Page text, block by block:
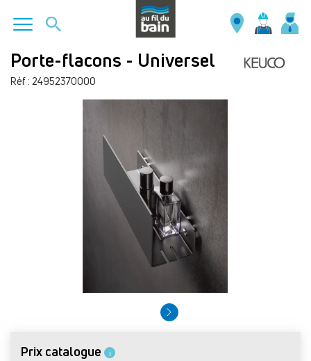
Aller
contenu
Porte-flacons - Universel
Réf : 24952370000
Prix catalogue i